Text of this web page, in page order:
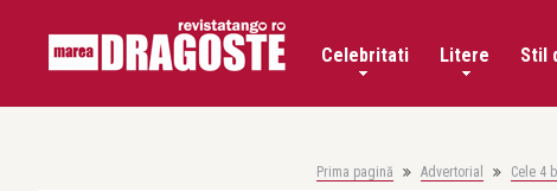
Celebritati Litere Stil
Prima pagină Advertorial Cele 4